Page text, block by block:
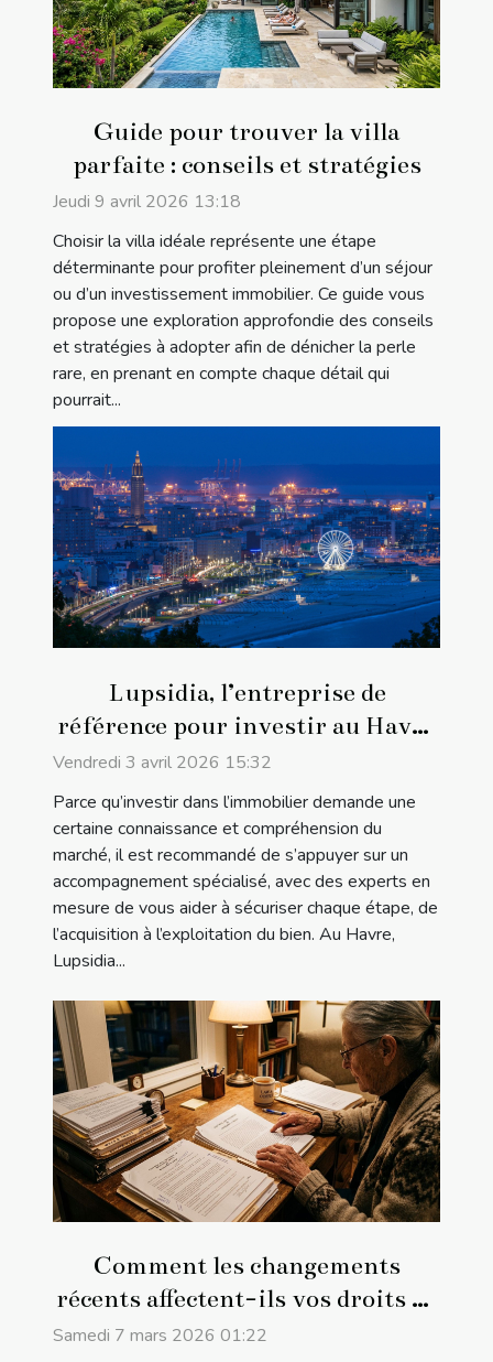
Guide pour trouver la villa
parfaite : conseils et stratégies
Jeudi 9 avril 2026 13:18
Choisir la villa idéale représente une étape
déterminante pour profiter pleinement d’un séjour
ou d’un investissement immobilier. Ce guide vous
propose une exploration approfondie des conseils
et stratégies à adopter afin de dénicher la perle
rare, en prenant en compte chaque détail qui
pourrait...
Lupsidia, l’entreprise de
référence pour investir au Havre
!
Vendredi 3 avril 2026 15:32
Parce qu’investir dans l’immobilier demande une
certaine connaissance et compréhension du
marché, il est recommandé de s’appuyer sur un
accompagnement spécialisé, avec des experts en
mesure de vous aider à sécuriser chaque étape, de
l’acquisition à l’exploitation du bien. Au Havre,
Lupsidia...
Comment les changements
récents affectent-ils vos droits de
succession ?
Samedi 7 mars 2026 01:22